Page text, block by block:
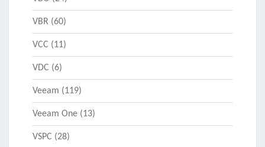
VBR (60)
VCC (11)
VDC (6)
Veeam (119)
Veeam One (13)
VSPC (28)